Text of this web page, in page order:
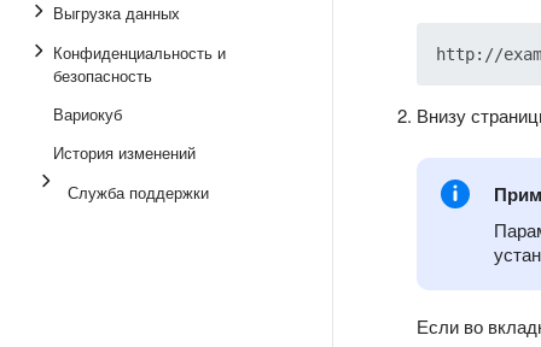
Выгрузка данных
Конфиденциальность и
безопасность
Вариокуб
История изменений
Служба поддержки
Внизу
Если во